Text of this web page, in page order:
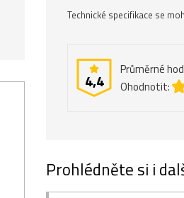
Technické specifikace se
4,4
Průměrné
Ohodnotit:
Prohlédněte si i